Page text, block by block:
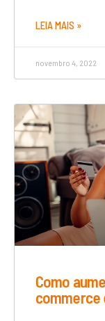
LEIA MAIS »
novembro 4, 2022
Como
commerce